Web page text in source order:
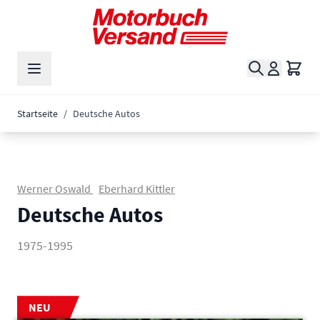
Zum Inhalt springen
Suche
Startseite / Deutsche Autos
Werner Oswald Eberhard Kittler
Deutsche Autos
1975-1995
NEU